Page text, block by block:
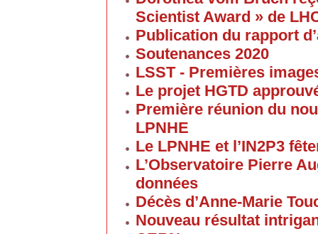
Scientist Award » de
Publication du rapport
Soutenances 2020
LSST - Premières
Le projet HGTD
Première réunion du
LPNHE
Le LPNHE et l’IN2P3
L’Observatoire Pierre
données
Décès d’Anne-Marie
Nouveau résultat